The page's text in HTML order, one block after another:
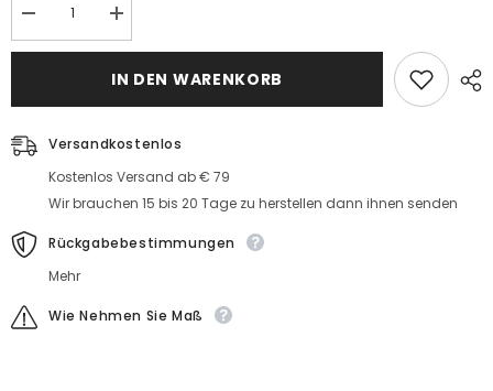
Brautjungfernkleider
Lang
Hochzeitsgäste
Partykleider
MengeBrautjungfernkleider
Lang
Lavender
Hochzeitsgäste
Partykleider
Günstig
IN DEN WARENKORB
Versandkostenlos
Kostenlos Versand ab € 79
Wir brauchen 15 bis 20 Tage zu herstellen dann ihnen senden
Rückgabebestimmungen
Mehr
Wie Nehmen Sie Maß